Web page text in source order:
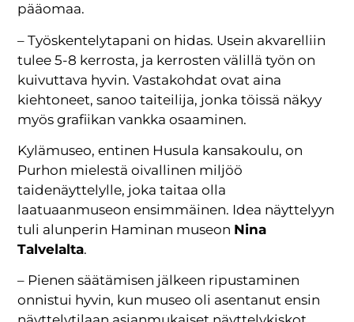
pääomaa.
– Työskentelytapani on hidas. Usein akvarelliin
tulee 5-8 kerrosta, ja kerrosten välillä työn on
kuivuttava hyvin. Vastakohdat ovat aina
kiehtoneet, sanoo taiteilija, jonka töissä näkyy
myös grafiikan vankka osaaminen.
Kylämuseo, entinen Husula kansakoulu, on
Purhon mielestä oivallinen miljöö
taidenäyttelylle, joka taitaa olla
laatuaanmuseon ensimmäinen. Idea näyttelyyn
tuli alunperin Haminan museon Nina
Talvelalta.
– Pienen säätämisen jälkeen ripustaminen
onnistui hyvin, kun museo oli asentanut ensin